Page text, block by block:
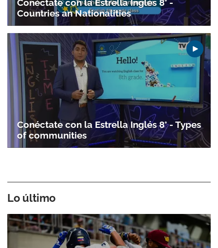
Conéctate con la Estrella Inglés 8° -
Countries an Nationalities
Conéctate con la Estrella Inglés 8° - Types
of communities
Lo último